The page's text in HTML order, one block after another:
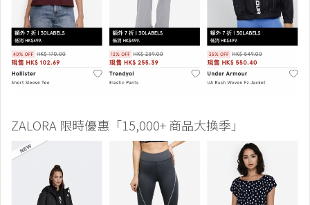
ZALORA 限時優惠「15,000+ 商品大換季」